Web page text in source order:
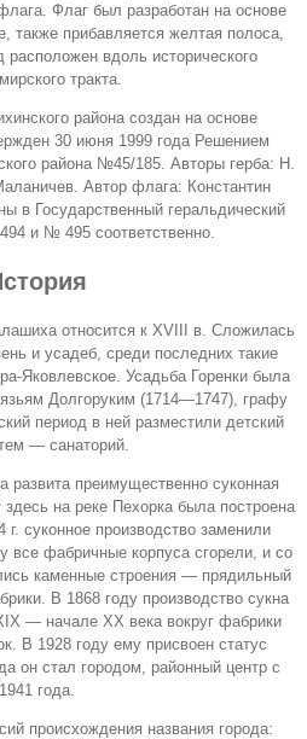
Флаг был разработан на основе
также прибавляется желтая полоса,
вдоль исторического
тракта.
района создан на основе
30 июня 1999 года Решением
района №45/185. Авторы герба: Н.
Автор флага: Константин
в Государственный геральдический
и № 495 соответственно.
относится к XVIII в. Сложилась
и усадеб, среди последних такие
Яковлевское. Усадьба Горенки была
Долгоруким (1714—1747), графу
период в ней разместили детский
— санаторий.
преимущественно суконная
на реке Пехорка была построена
г. суконное производство заменили
все фабричные корпуса сгорели, и со
каменные строения — прядильный
В 1868 году производство сукна
— начале XX века вокруг фабрики
В 1928 году ему присвоен статус
он стал городом, районный центр с
1941 года.
происхождения названия города: